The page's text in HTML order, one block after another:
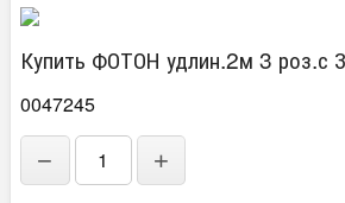
Купить ФОТОН удлин.2м 3
0047245
− +